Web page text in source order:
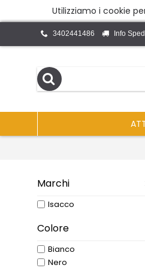
Utilizziamo i cookie
3402441486 Info
Marchi
Isacco
Colore
Bianco
Nero